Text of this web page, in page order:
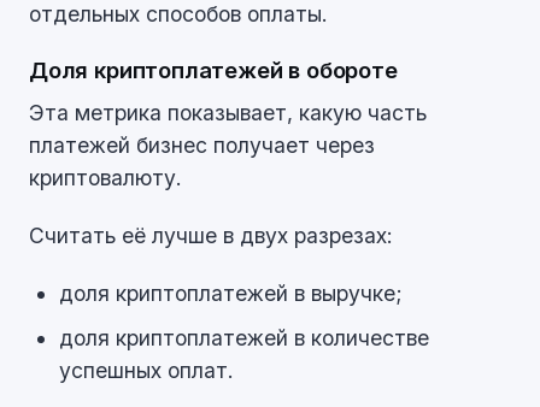
отдельных способов оплаты.
Доля криптоплатежей в обороте
Эта метрика показывает, какую часть
платежей бизнес получает через
криптовалюту.
Считать её лучше в двух разрезах:
доля криптоплатежей в выручке;
доля криптоплатежей в количестве
успешных оплат.